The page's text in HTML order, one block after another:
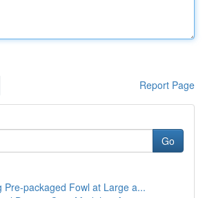
Report Page
Go
Pre-packaged Fowl at Large a...